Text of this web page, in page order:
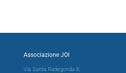
Associazione JOI
Via Santa Radegonda 8,